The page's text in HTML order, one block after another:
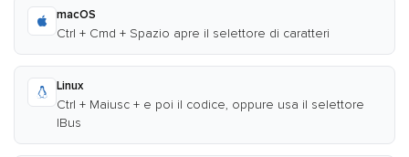
macOS
Ctrl + Cmd + Spazio apre il selettore di caratteri
Linux
Ctrl + Maiusc + e poi il codice, oppure usa il selettore
IBus